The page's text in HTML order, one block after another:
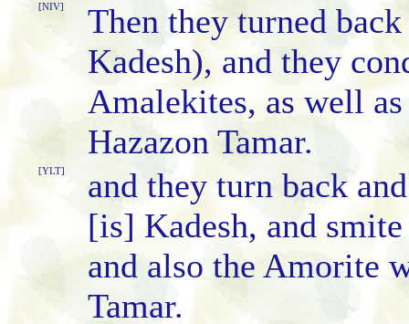
[NIV]
Then they turned
Kadesh), and they
Amalekites, as well
Hazazon Tamar.
[YLT]
and they turn back
[is] Kadesh, and
and also the Amorite
Tamar.